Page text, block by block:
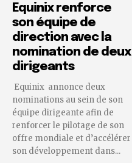
Equinix renforce
son équipe de
direction avec la
nomination de deux
dirigeants
Equinix annonce deux
nominations au sein de son
équipe dirigeante afin de
renforcer le pilotage de son
offre mondiale et d’accélérer
son développement dans...